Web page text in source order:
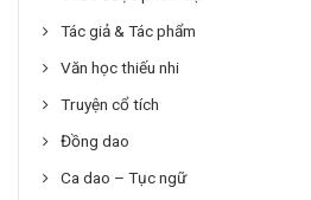
Tác giả & Tác phẩm
Văn học thiếu nhi
Truyện cổ tích
Đồng dao
Ca dao – Tục ngữ